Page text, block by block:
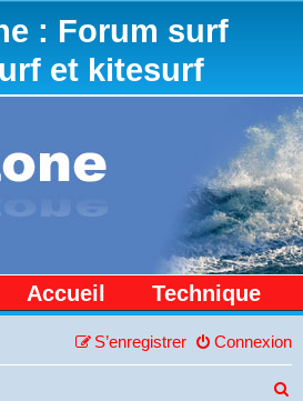
: Forum surf
et kitesurf
Accueil Technique
Connexion
S’enregistrer